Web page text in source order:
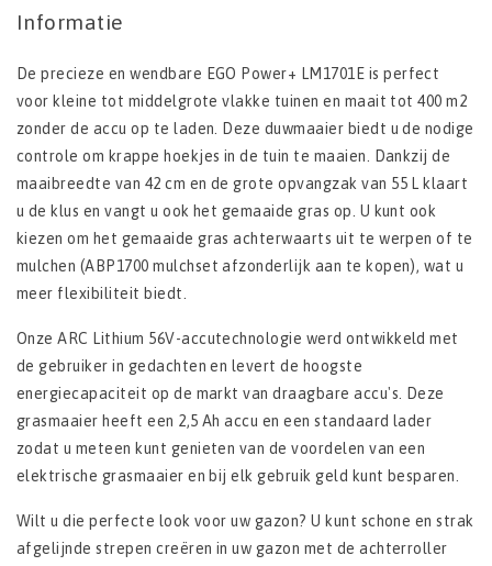
Informatie
De precieze en wendbare EGO Power+ LM1701E is perfect
voor kleine tot middelgrote vlakke tuinen en maait tot 400 m2
zonder de accu op te laden. Deze duwmaaier biedt u de nodige
controle om krappe hoekjes in de tuin te maaien. Dankzij de
maaibreedte van 42 cm en de grote opvangzak van 55 L klaart
u de klus en vangt u ook het gemaaide gras op. U kunt ook
kiezen om het gemaaide gras achterwaarts uit te werpen of te
mulchen (ABP1700 mulchset afzonderlijk aan te kopen), wat u
meer flexibiliteit biedt.
Onze ARC Lithium 56V-accutechnologie werd ontwikkeld met
de gebruiker in gedachten en levert de hoogste
energiecapaciteit op de markt van draagbare accu's. Deze
grasmaaier heeft een 2,5 Ah accu en een standaard lader
zodat u meteen kunt genieten van de voordelen van een
elektrische grasmaaier en bij elk gebruik geld kunt besparen.
Wilt u die perfecte look voor uw gazon? U kunt schone en strak
afgelijnde strepen creëren in uw gazon met de achterroller